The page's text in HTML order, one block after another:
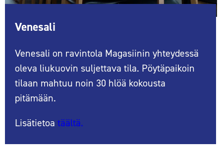
Venesali
Venesali on ravintola Magasiinin yhteydessä
oleva liukuovin suljettava tila. Pöytäpaikoin
tilaan mahtuu noin 30 hlöä kokousta
pitämään.
Lisätietoa täältä.